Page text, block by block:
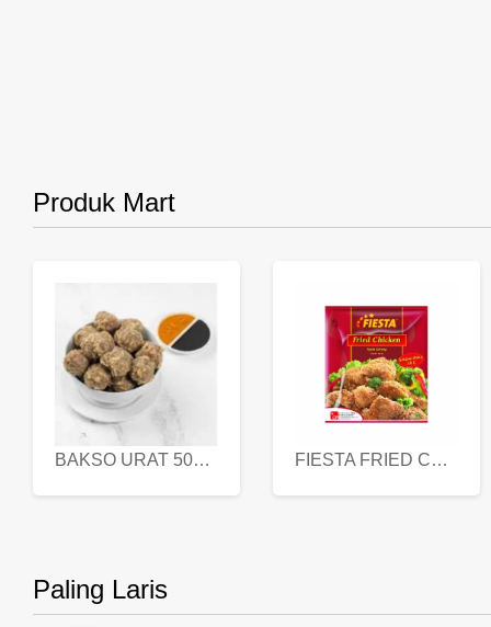
Produk Mart
BAKSO URAT 500 GR FIESTA FRIED CHICKEN 500 GR
Paling Laris